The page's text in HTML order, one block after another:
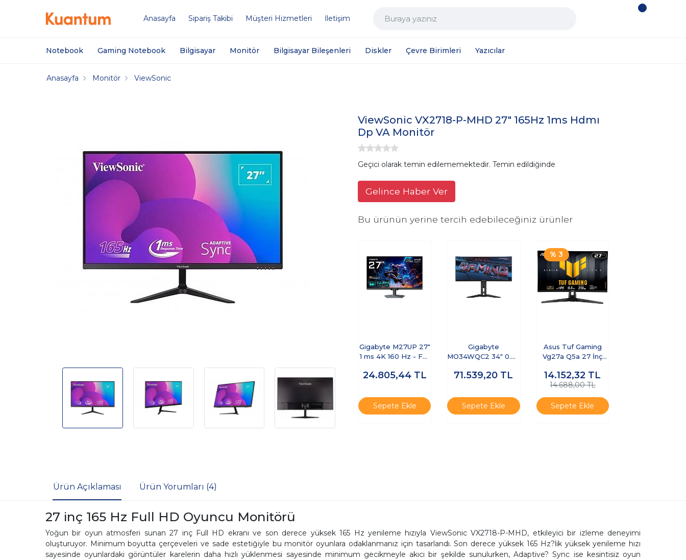
Anasayfa Sipariş Takibi Müşteri Hizmetleri İletişim
Notebook Gaming Notebook Bilgisayar Monitör Bilgisayar Bileşenleri Diskler Çevre Birimleri Yazıcılar
Anasayfa Monitör ViewSonic
ViewSonic VX2718-P-MHD 27" 165Hz 1ms Hdmı
Dp VA Monitör
Geçici olarak temin edilememektedir. Temin edildiğinde
Gelince Haber Ver
Bu ürünün yerine tercih edebileceğiniz ürünler
Gigabyte M27UP 27"
1 ms 4K 160 Hz - Full
Oyuncu Monitörü
24.805,44 TL
Sepete Ekle
Gigabyte
MO34WQC2 34" 0.03
Oyuncu Monitör
71.539,20 TL
Sepete Ekle
% 3
Asus Tuf Gaming
Vg27a Q5a 27 İnç
Adaptive S
14.152,32 TL
14.688,00 TL
Sepete Ekle
Ürün Açıklaması Ürün Yorumları (4)
27 inç 165 Hz Full HD Oyuncu Monitörü
Yoğun bir oyun atmosferi sunan 27 inç Full HD ekranı ve son derece yüksek 165 Hz yenileme hızıyla ViewSonic VX2718-P-MHD, etkileyici bir izleme deneyimi
oluşturuyor. Minimum boyutta çerçeveleri ve sade estetiğiyle bu monitör oyunlara odaklanmanız için tasarlandı. Son derece yüksek 165 Hz?lik yüksek yenileme hızı
sayesinde oyunlardaki görüntüler karelerin daha hızlı yüklenmesi sayesinde minimum gecikmeyle akıcı bir şekilde sunulurken, Adaptive? Sync ise kesintisiz oyun